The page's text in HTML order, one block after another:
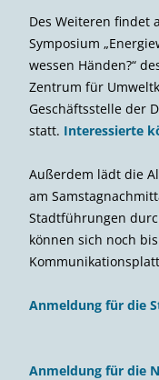
Des Weiteren findet
Symposium
wessen Händen?“
Zentrum für
Geschäftsstelle der
statt. Interessierte
Außerdem lädt die
am
Stadtführungen
können sich noch
Anmeldung für die
Anmeldung für die